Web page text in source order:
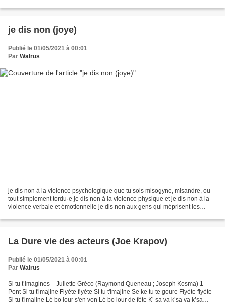
je dis non (joye)
Publié le 01/05/2021 à 00:01
Par Walrus
je dis non à la violence psychologique que tu sois misogyne, misandre, ou
tout simplement tordu·e je dis non à la violence physique et je dis non à la
violence verbale et émotionnelle je dis non aux gens qui méprisent les
La Dure vie des acteurs (Joe Krapov)
Publié le 01/05/2021 à 00:01
Par Walrus
Si tu t’imagines – Juliette Gréco (Raymond Queneau ; Joseph Kosma) 1
Pont Si tu t'imajine Fiyète fiyète Si tu t'imajine Se ke tu te goure Fiyète fiyète
Si tu t'imajine Lé bo jour s'en von Lé bo jour de fète K’ sa va k’sa va k’sa